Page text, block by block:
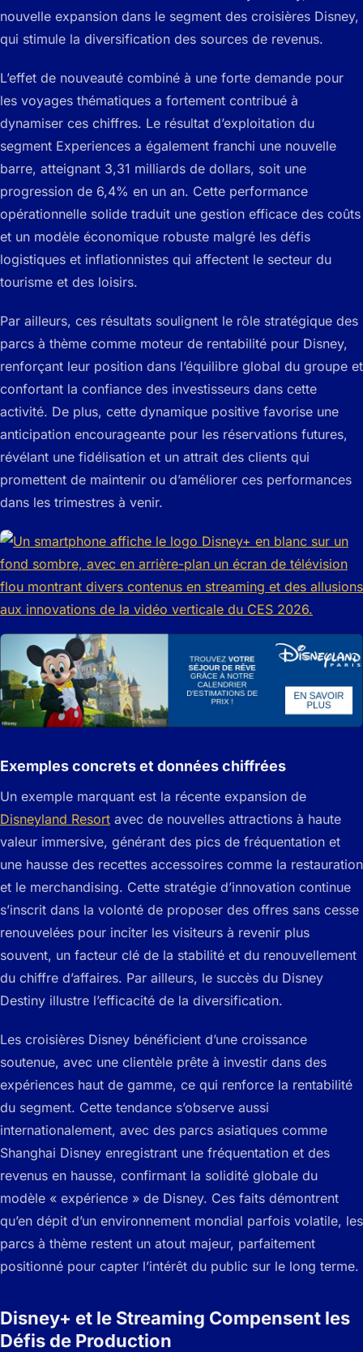
nouvelle expansion dans le segment des croisières Disney,
qui stimule la diversification des sources de revenus.
L’effet de nouveauté combiné à une forte demande pour
les voyages thématiques a fortement contribué à
dynamiser ces chiffres. Le résultat d’exploitation du
segment Experiences a également franchi une nouvelle
barre, atteignant 3,31 milliards de dollars, soit une
progression de 6,4% en un an. Cette performance
opérationnelle solide traduit une gestion efficace des coûts
et un modèle économique robuste malgré les défis
logistiques et inflationnistes qui affectent le secteur du
tourisme et des loisirs.
Par ailleurs, ces résultats soulignent le rôle stratégique des
parcs à thème comme moteur de rentabilité pour Disney,
renforçant leur position dans l’équilibre global du groupe et
confortant la confiance des investisseurs dans cette
activité. De plus, cette dynamique positive favorise une
anticipation encourageante pour les réservations futures,
révélant une fidélisation et un attrait des clients qui
promettent de maintenir ou d’améliorer ces performances
dans les trimestres à venir.
Exemples concrets et données chiffrées
Un exemple marquant est la récente expansion de
Disneyland Resort avec de nouvelles attractions à haute
valeur immersive, générant des pics de fréquentation et
une hausse des recettes accessoires comme la restauration
et le merchandising. Cette stratégie d’innovation continue
s’inscrit dans la volonté de proposer des offres sans cesse
renouvelées pour inciter les visiteurs à revenir plus
souvent, un facteur clé de la stabilité et du renouvellement
du chiffre d’affaires. Par ailleurs, le succès du Disney
Destiny illustre l’efficacité de la diversification.
Les croisières Disney bénéficient d’une croissance
soutenue, avec une clientèle prête à investir dans des
expériences haut de gamme, ce qui renforce la rentabilité
du segment. Cette tendance s’observe aussi
internationalement, avec des parcs asiatiques comme
Shanghai Disney enregistrant une fréquentation et des
revenus en hausse, confirmant la solidité globale du
modèle « expérience » de Disney. Ces faits démontrent
qu’en dépit d’un environnement mondial parfois volatile, les
parcs à thème restent un atout majeur, parfaitement
positionné pour capter l’intérêt du public sur le long terme.
Disney+ et le Streaming Compensent les
Défis de Production